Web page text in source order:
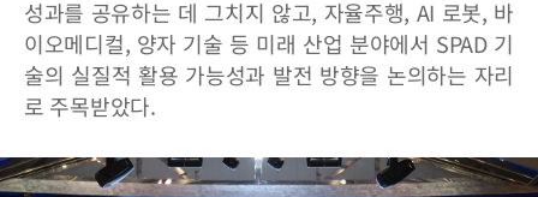
성과를 공유하는 데 그치지 않고, 자율주행, AI 로봇, 바
이오메디컬, 양자 기술 등 미래 산업 분야에서 SPAD 기
술의 실질적 활용 가능성과 발전 방향을 논의하는 자리
로 주목받았다.